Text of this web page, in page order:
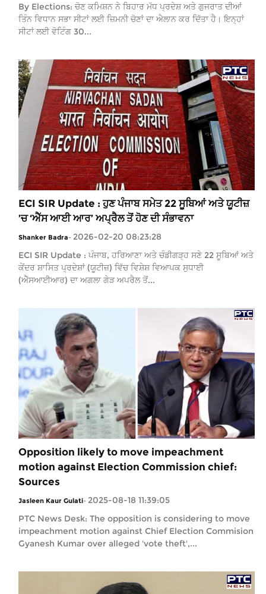
By Elections: ਚੋਣ ਕਮਿਸ਼ਨ ਨੇ ਬਿਹਾਰ ਮੱਧ ਪ੍ਰਦੇਸ਼ ਅਤੇ ਗੁਜਰਾਤ ਦੀਆਂ
ਤਿੰਨ ਵਿਧਾਨ ਸਭਾ ਸੀਟਾਂ ਲਈ ਜ਼ਿਮਨੀ ਚੋਣਾਂ ਦਾ ਐਲਾਨ ਕਰ ਦਿੱਤਾ ਹੈ। ਇਨ੍ਹਾਂ
ਸੀਟਾਂ ਲਈ ਵੋਟਿੰਗ 30...
ECI SIR Update : ਹੁਣ ਪੰਜਾਬ ਸਮੇਤ 22 ਸੂਬਿਆਂ ਅਤੇ ਯੂਟੀਜ਼
’ਚ ‘ਐੱਸ ਆਈ ਆਰ’ ਅਪ੍ਰੈਲ ਤੋਂ ਹੋਣ ਦੀ ਸੰਭਾਵਨਾ
Shanker Badra- 2026-02-20 08:23:28
ECI SIR Update : ਪੰਜਾਬ, ਹਰਿਆਣਾ ਅਤੇ ਚੰਡੀਗੜ੍ਹ ਸਣੇ 22 ਸੂਬਿਆਂ ਅਤੇ
ਕੇਂਦਰ ਸ਼ਾਸਿਤ ਪ੍ਰਦੇਸ਼ਾਂ (ਯੂਟੀਜ਼) ਵਿੱਚ ਵਿਸ਼ੇਸ਼ ਵਿਆਪਕ ਸੁਧਾਈ
(ਐੱਸਆਈਆਰ) ਦਾ ਅਗਲਾ ਗੇੜ ਅਪਰੈਲ ਤੋਂ...
Opposition likely to move impeachment
motion against Election Commission chief:
Sources
Jasleen Kaur Gulati- 2025-08-18 11:39:05
PTC News Desk: The opposition is considering to move
impeachment motion against Chief Election Commision
Gyanesh Kumar over alleged 'vote theft',...